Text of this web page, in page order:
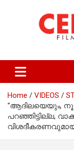
celluloid
Home VIDEOS
“ആദിലയെയും,
പറഞ്ഞിട്ടില്ല,